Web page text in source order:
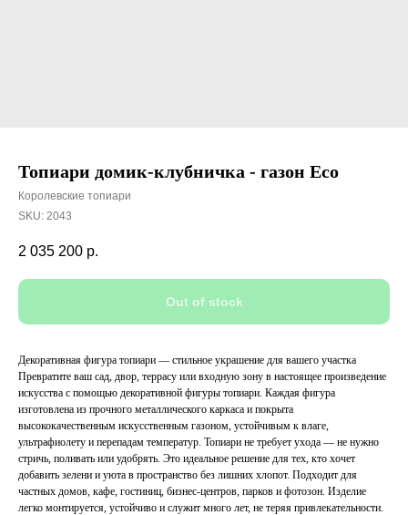
Топиари домик-клубничка - газон Eco
Королевские топиари
SKU: 2043
2 035 200 р.
Out of stock
Декоративная фигура топиари — стильное украшение для вашего участка
Превратите ваш сад, двор, террасу или входную зону в настоящее произведение
искусства с помощью декоративной фигуры топиари. Каждая фигура
изготовлена из прочного металлического каркаса и покрыта
высококачественным искусственным газоном, устойчивым к влаге,
ультрафиолету и перепадам температур. Топиари не требует ухода — не нужно
стричь, поливать или удобрять. Это идеальное решение для тех, кто хочет
добавить зелени и уюта в пространство без лишних хлопот. Подходит для
частных домов, кафе, гостиниц, бизнес-центров, парков и фотозон. Изделие
легко монтируется, устойчиво и служит много лет, не теряя привлекательности.